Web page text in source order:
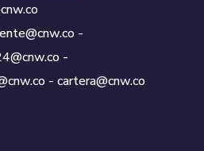
-
-
- cartera@cnw.co